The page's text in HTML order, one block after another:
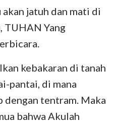
jatuh dan mati di
TUHAN Yang
kebakaran di tanah
pantai, di mana
dengan tentram. Maka
bahwa Akulah